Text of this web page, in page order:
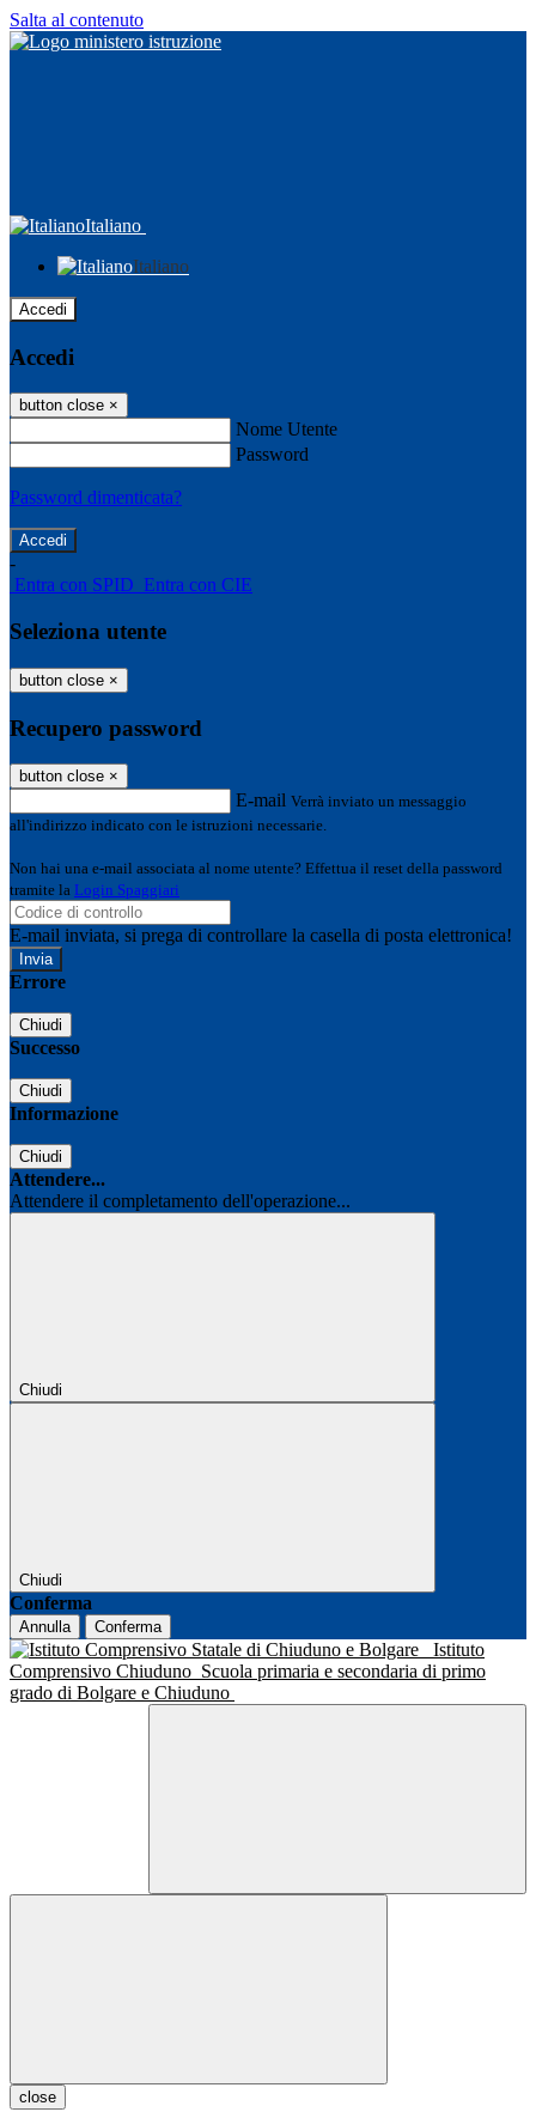
Salta al contenuto
Italiano
Italiano
Accedi
Accedi
button close ×
Nome Utente
Password
Password dimenticata?
-
Entra con SPID Entra con CIE
Seleziona utente
button close ×
Recupero password
button close ×
E-mail Verrà inviato un messaggio
all'indirizzo indicato con le istruzioni necessarie.
Non hai una e-mail associata al nome utente? Effettua il reset della password
tramite la Login Spaggiari
E-mail inviata, si prega di controllare la casella di posta elettronica!
Errore
Chiudi
Successo
Chiudi
Informazione
Chiudi
Attendere...
Attendere il completamento dell'operazione...
Chiudi
Chiudi
Conferma
Annulla Conferma
Istituto
Comprensivo Chiuduno Scuola primaria e secondaria di primo
grado di Bolgare e Chiuduno
close